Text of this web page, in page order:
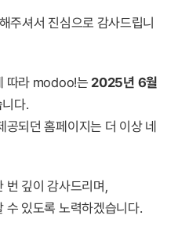
셔서 진심으로 감사드립니
따라 modoo!는 2025년 6월
다.
되던 홈페이지는 더 이상 네
번 깊이 감사드리며,
수 있도록 노력하겠습니다.